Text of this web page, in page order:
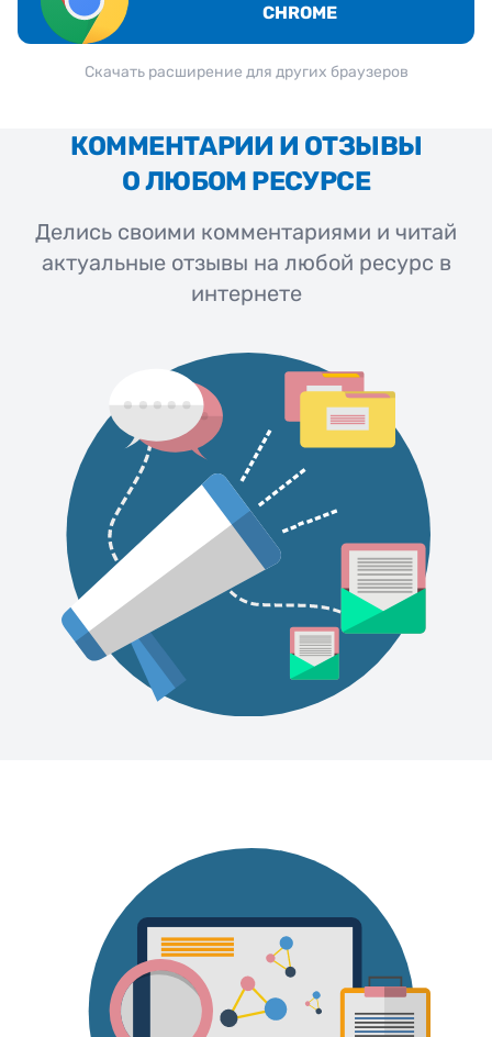
CHROME
Скачать расширение для других браузеров
КОММЕНТАРИИ И ОТЗЫВЫ
О ЛЮБОМ РЕСУРСЕ
Делись своими комментариями и читай
актуальные отзывы на любой ресурс в
интернете